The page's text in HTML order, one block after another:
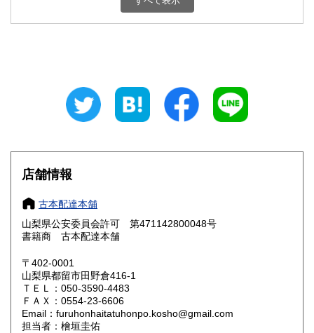
800円 三重県
大阪府
奈良県
鳥取県 800円 島根県
岡山県
山口県 800円
香川県 800円 愛媛県
店舗情報
古本配達本舗
山梨県公安委員会許可 第471142800048号
書籍商 古本配達本舗
〒402-0001
山梨県都留市田野倉416-1
ＴＥＬ：050-3590-4483
ＦＡＸ：0554-23-6606
Email：furuhonhaitatuhonpo.kosho@gmail.com
担当者：檜垣圭佑